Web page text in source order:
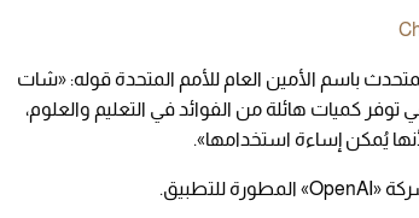
باسم الأمين العام للأمم المتحدة قوله: «شات
توفر كميات هائلة من الفوائد في التعليم والعلوم،
يُمكن إساءة استخدامها».